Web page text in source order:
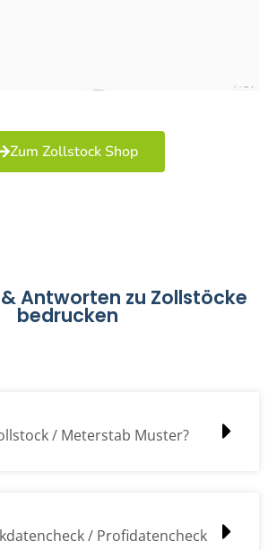
Zum Zollstock Shop
& Antworten zu Zollstöcke
bedrucken
/ Meterstab Muster?
/ Profidatencheck